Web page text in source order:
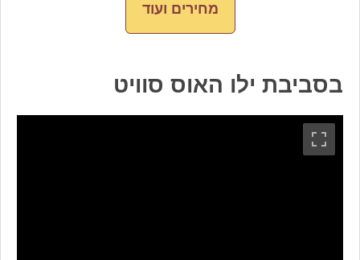
מחירים ועוד
בסביבת ילו האוס סוויט